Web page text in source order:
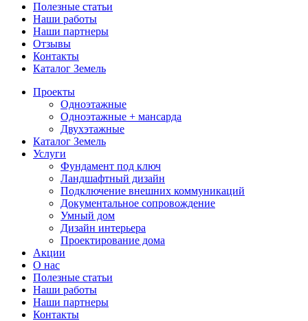
Полезные статьи
Наши работы
Наши партнеры
Отзывы
Контакты
Каталог Земель
Проекты
Одноэтажные
Одноэтажные + мансарда
Двухэтажные
Каталог Земель
Услуги
Фундамент под ключ
Ландшафтный дизайн
Подключение внешних коммуникаций
Документальное сопровождение
Умный дом
Дизайн интерьера
Проектирование дома
Акции
О нас
Полезные статьи
Наши работы
Наши партнеры
Контакты